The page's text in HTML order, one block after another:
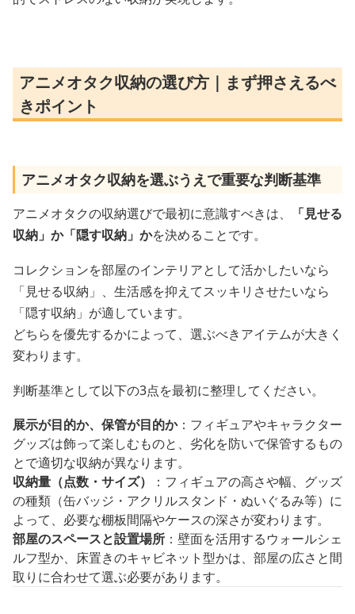
アニメオタク収納の選び方｜まず押さえるべ
きポイント
アニメオタク収納を選ぶうえで重要な判断基準
アニメオタクの収納選びで最初に意識すべきは、
「見せる
収納」か「隠す収納」かを決めることです。
コレクションを部屋のインテリアとして活かしたいなら
「見せる収納」、生活感を抑えてスッキリさせたいなら
「隠す収納」が適しています。
どちらを優先するかによって、選ぶべきアイテムが大きく
変わります。
判断基準として以下の3点を最初に整理してください。
展示が目的か、保管が目的か：フィギュアやキャラクター
グッズは飾って楽しむものと、劣化を防いで保管するもの
とで適切な収納が異なります。
収納量（点数・サイズ）
：フィギュアの高さや幅、グッズ
の種類（缶バッジ・アクリルスタンド・ぬいぐるみ等）に
よって、必要な棚板間隔やケースの深さが変わります。
部屋のスペースと設置場所 ：壁面を活用するウォールシェ
ルフ型か、床置きのキャビネット型かは、部屋の広さと間
取りに合わせて選ぶ必要があります。